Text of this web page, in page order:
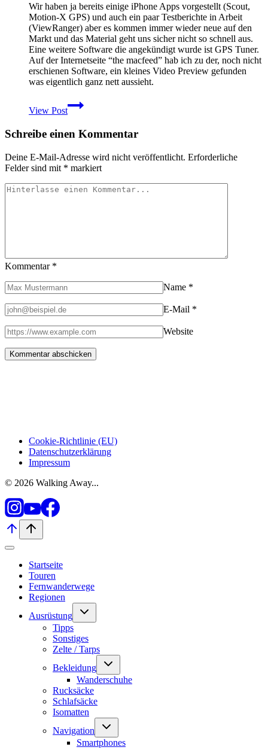
Sonim
XP2.10
Spirit
Wir haben ja bereits einige iPhone Apps vorgestellt (Scout,
Motion-X GPS) und auch ein paar Testberichte in Arbeit
(ViewRanger) aber es kommen immer wieder neue auf den
Markt und das Material geht uns sicher nicht so schnell aus.
Eine weitere Software die angekündigt wurde ist GPS Tuner.
Auf der Internetseite “the macfeed” hab ich zu der, noch nicht
erschienen Software, ein kleines Video Preview gefunden
was eigentlich ganz nett aussieht.
View Post
GPS
Tuner
das
Schreibe einen Kommentar
Deine E-Mail-Adresse wird nicht veröffentlicht. Erforderliche
Felder sind mit * markiert
Kommentar *
Name *
E-Mail *
Website
Cookie-Richtlinie (EU)
Datenschutzerklärung
Impressum
© 2026 Walking Away...
Startseite
Touren
Fernwanderwege
Regionen
Ausrüstung
Untermenü
umschalten
Tipps
Sonstiges
Zelte / Tarps
Bekleidung
Untermenü
umschalten
Wanderschuhe
Rucksäcke
Schlafsäcke
Isomatten
Navigation
Untermenü
umschalten
Smartphones